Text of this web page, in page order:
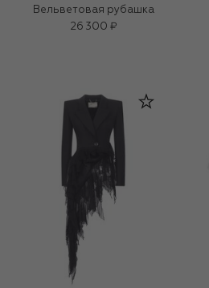
Вельветовая рубашка
26 300 ₽